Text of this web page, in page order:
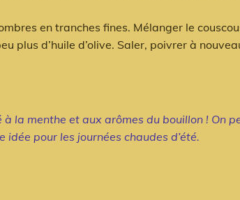
en tranches fines. Mélanger le
plus d’huile d’olive. Saler, poivrer à
la menthe et aux arômes du bouillon ! On
pour les journées chaudes d’été.